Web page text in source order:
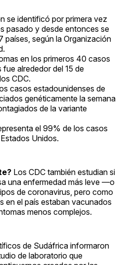
se identificó por primera vez
pasado y desde entonces se
países, según la Organización
en los primeros 40 casos
alrededor del 15 de
CDC.
casos estadounidenses de
genéticamente la semana
de la variante
el 99% de los casos
Unidos.
Los CDC también estudian si
una enfermedad más leve —o
de coronavirus, pero como
en el país estaban vacunados
menos complejos.
de Sudáfrica informaron
de laboratorio que